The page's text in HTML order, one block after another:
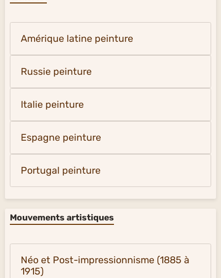
Amérique latine peinture
Russie peinture
Italie peinture
Espagne peinture
Portugal peinture
Mouvements artistiques
Néo et Post-impressionnisme (1885 à
1915)